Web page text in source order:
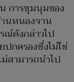
การชุมนุมของ
นหนองจาน
ณ์ดังกล่าวไป
ปกครองซึ่งไม่ใช่
สามารถนำไป